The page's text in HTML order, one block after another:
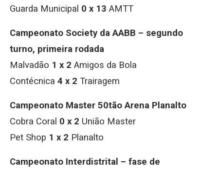
Guarda Municipal 0 x 13 AMTT
Campeonato Society da AABB – segundo
turno, primeira rodada
Malvadão 1 x 2 Amigos da Bola
Contécnica 4 x 2 Trairagem
Campeonato Master 50tão Arena Planalto
Cobra Coral 0 x 2 União Master
Pet Shop 1 x 2 Planalto
Campeonato Interdistrital – fase de